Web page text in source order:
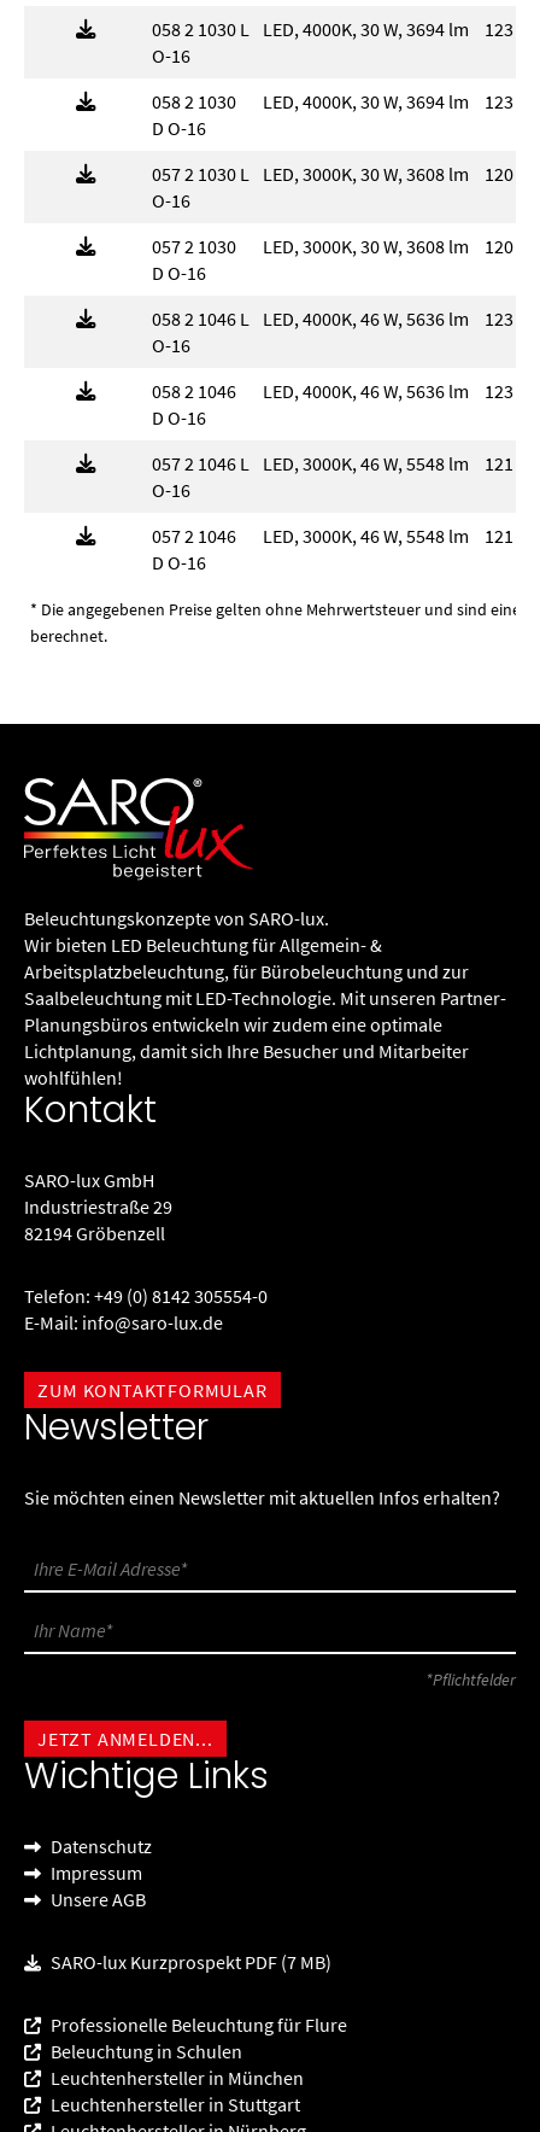
058 2 1030 L
O-16
LED, 4000K, 30 W, 3694 lm 123
058 2 1030
D O-16
LED, 4000K, 30 W, 3694 lm 123
057 2 1030 L
O-16
LED, 3000K, 30 W, 3608 lm 120
057 2 1030
D O-16
LED, 3000K, 30 W, 3608 lm 120
058 2 1046 L
O-16
LED, 4000K, 46 W, 5636 lm 123
058 2 1046
D O-16
LED, 4000K, 46 W, 5636 lm 123
057 2 1046 L
O-16
LED, 3000K, 46 W, 5548 lm 121
057 2 1046
D O-16
LED, 3000K, 46 W, 5548 lm 121
* Die angegebenen Preise gelten ohne Mehrwertsteuer und sind eine
berechnet.
Beleuchtungs­konzepte von SARO-lux.
Wir bieten LED Beleuchtung für Allgemein- &
Arbeitsplatzbeleuchtung, für Büro­beleuchtung und zur
Saalbeleuchtung mit LED-Technologie. Mit unseren Partner-
Planungsbüros entwickeln wir zudem eine optimale
Lichtplanung, damit sich Ihre Besucher und Mitarbeiter
wohlfühlen!
Kontakt
SARO-lux GmbH
Industriestraße 29
82194 Gröbenzell
Telefon: +49 (0) 8142 305554-0
E-Mail: info@saro-lux.de
ZUM KONTAKTFORMULAR
Newsletter
Sie möchten einen Newsletter mit aktuellen Infos erhalten?
*Pflichtfelder
Wichtige Links
Datenschutz
Impressum
Unsere AGB
SARO-lux Kurzprospekt PDF (7 MB)
Professionelle Beleuchtung für Flure
Beleuchtung in Schulen
Leuchtenhersteller in München
Leuchtenhersteller in Stuttgart